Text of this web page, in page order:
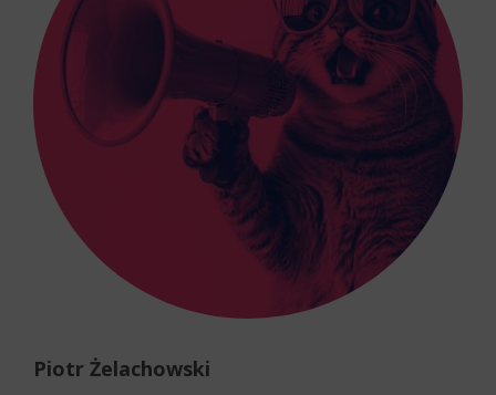
Piotr Żelachowski